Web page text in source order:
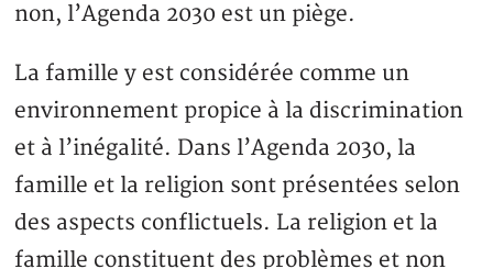
non, l’Agenda 2030 est un piège.
La famille y est considérée comme un
environnement propice à la discrimination
et à l’inégalité. Dans l’Agenda 2030, la
famille et la religion sont présentées selon
des aspects conflictuels. La religion et la
famille constituent des problèmes et non